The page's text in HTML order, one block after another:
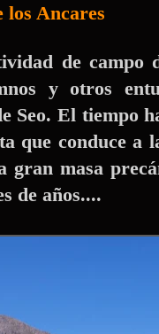
Ancares
de campo
y otros
Seo. El tiempo
que conduce a
gran masa
de años....